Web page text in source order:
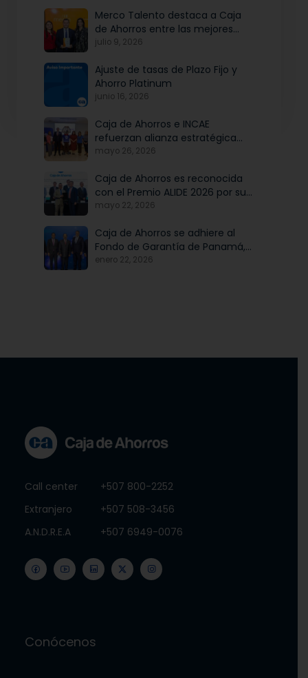
Merco Talento destaca a Caja
de Ahorros entre las mejores
empresas para atraer y fidelizar
julio 9, 2026
Ajuste de tasas de Plazo Fijo y
Ahorro Platinum
junio 16, 2026
Caja de Ahorros e INCAE
refuerzan alianza estratégica
para potenciar el talento y la
mayo 26, 2026
Caja de Ahorros es reconocida
con el Premio ALIDE 2026 por su
Programa de Educación
mayo 22, 2026
Caja de Ahorros se adhiere al
Fondo de Garantía de Panamá,
iniciativa articulada por Banco
enero 22, 2026
Call center
+507 800-2252
Extranjero
+507 508-3456
A.N.D.R.E.A
+507 6949-0076
Conócenos